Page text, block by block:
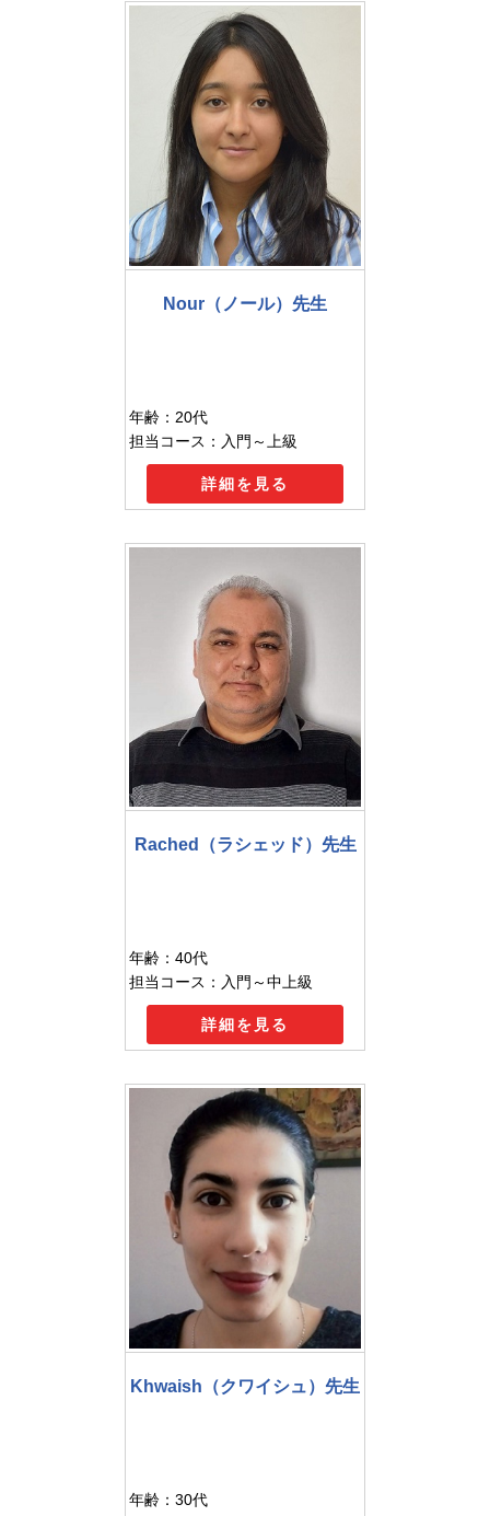
Nour（ノール）先生
年齢：20代
担当コース：入門～上級
詳細を見る
Rached（ラシェッド）先生
年齢：40代
担当コース：入門～中上級
詳細を見る
Khwaish（クワイシュ）先生
年齢：30代